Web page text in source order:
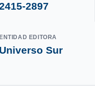
2897
ENTIDAD EDITORA
Universo Sur